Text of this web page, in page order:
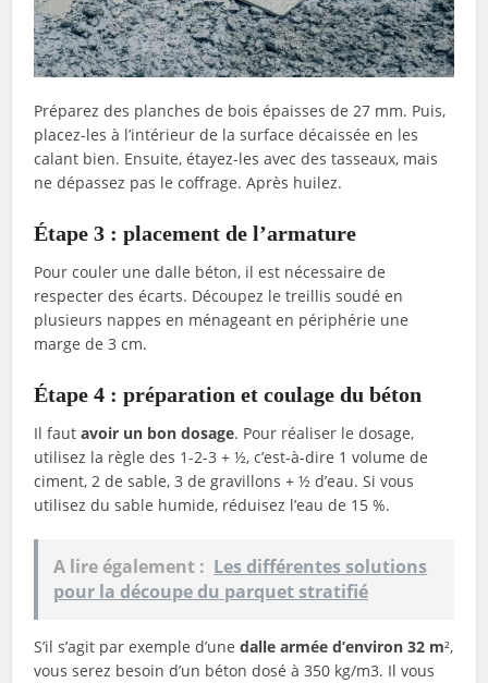
Préparez des planches de bois épaisses de 27 mm. Puis,
placez-les à l’intérieur de la surface décaissée en les
calant bien. Ensuite, étayez-les avec des tasseaux, mais
ne dépassez pas le coffrage. Après huilez.
Étape 3 : placement de l’armature
Pour couler une dalle béton, il est nécessaire de
respecter des écarts. Découpez le treillis soudé en
plusieurs nappes en ménageant en périphérie une
marge de 3 cm.
Étape 4 : préparation et coulage du béton
Il fautavoir un bon dosage. Pour réaliser le dosage,
utilisez la règle des 1-2-3 + ½, c’est-à-dire 1 volume de
ciment, 2 de sable, 3 de gravillons + ½ d’eau. Si vous
utilisez du sable humide, réduisez l’eau de 15 %.
A lire également : Les différentes solutions
pour la découpe du parquet stratifié
S’il s’agit par exemple d’unedalle armée d’environ 32 m²,
vous serez besoin d’un béton dosé à 350 kg/m3. Il vous